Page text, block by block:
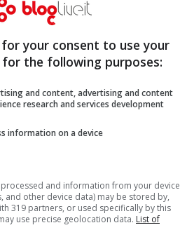
dalla quale poter
la pietra preziosa più
che si sono imposti
. A buon intenditor
your consent to use your
the following purposes:
and content, advertising and content
research and services development
information on a device
and information from your device
and other device data) may be stored by,
319 partners, or used specifically by this
use precise geolocation data. List of